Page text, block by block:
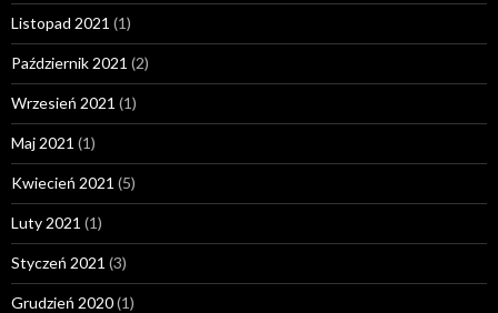
Listopad 2021 (1)
Październik 2021 (2)
Wrzesień 2021 (1)
Maj 2021 (1)
Kwiecień 2021 (5)
Luty 2021 (1)
Styczeń 2021 (3)
Grudzień 2020(1)